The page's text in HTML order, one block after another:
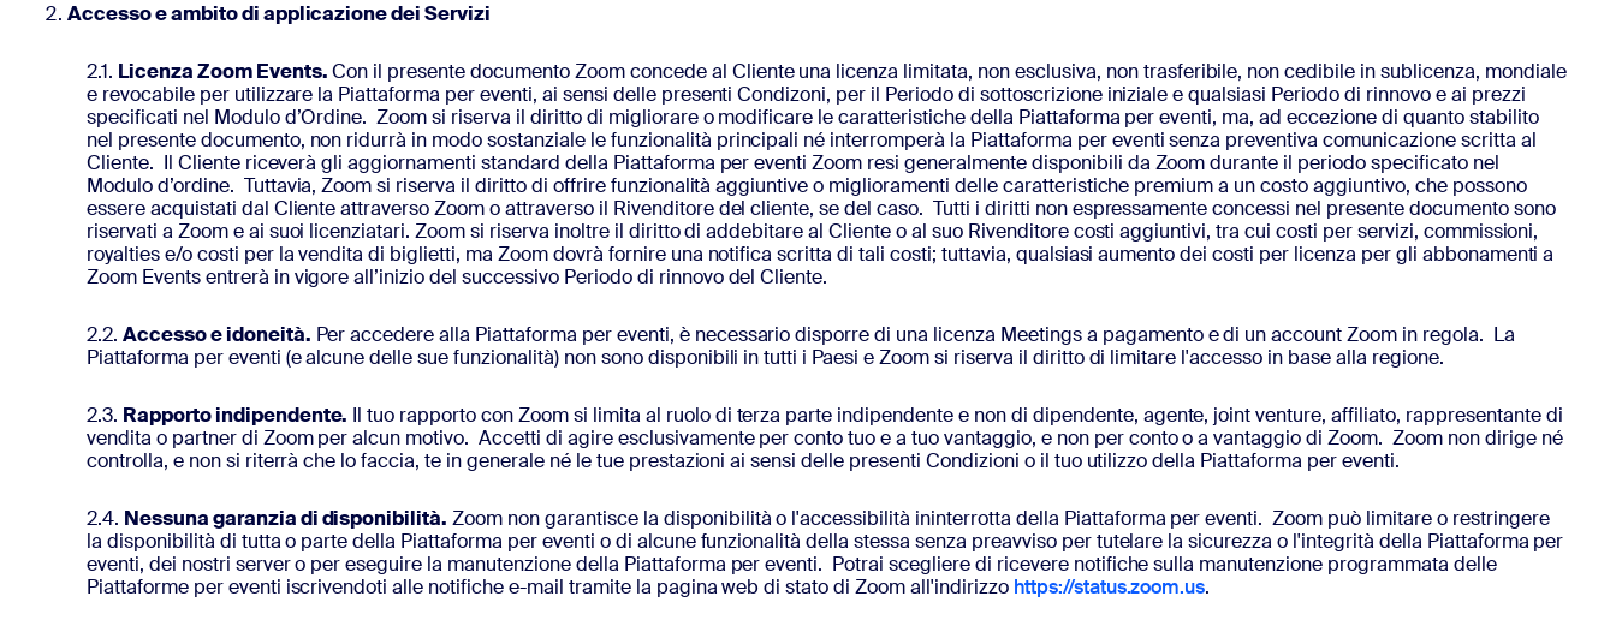
Accesso e ambito di applicazione dei Servizi
2.1. Licenza Zoom Events.Con il presente documento Zoom concede al Cliente una licenza limitata, non esclusiva, non trasferibile, non cedibile in sublicenza, mondiale
e revocabile per utilizzare la Piattaforma per eventi, ai sensi delle presenti Condizoni, per il Periodo di sottoscrizione iniziale e qualsiasi Periodo di rinnovo e ai prezzi
specificati nel Modulo d’Ordine. Zoom si riserva il diritto di migliorare o modificare le caratteristiche della Piattaforma per eventi, ma, ad eccezione di quanto stabilito
nel presente documento, non ridurrà in modo sostanziale le funzionalità principali né interromperà la Piattaforma per eventi senza preventiva comunicazione scritta al
Cliente. Il Cliente riceverà gli aggiornamenti standard della Piattaforma per eventi Zoom resi generalmente disponibili da Zoom durante il periodo specificato nel
Modulo d’ordine. Tuttavia, Zoom si riserva il diritto di offrire funzionalità aggiuntive o miglioramenti delle caratteristiche premium a un costo aggiuntivo, che possono
essere acquistati dal Cliente attraverso Zoom o attraverso il Rivenditore del cliente, se del caso. Tutti i diritti non espressamente concessi nel presente documento sono
riservati a Zoom e ai suoi licenziatari. Zoom si riserva inoltre il diritto di addebitare al Cliente o al suo Rivenditore costi aggiuntivi, tra cui costi per servizi, commissioni,
royalties e/o costi per la vendita di biglietti, ma Zoom dovrà fornire una notifica scritta di tali costi; tuttavia, qualsiasi aumento dei costi per licenza per gli abbonamenti a
Zoom Events entrerà in vigore all’inizio del successivo Periodo di rinnovo del Cliente.
2.2. Accesso e idoneità. Per accedere alla Piattaforma per eventi, è necessario disporre di una licenza Meetings a pagamento e di un account Zoom in regola. La
Piattaforma per eventi (e alcune delle sue funzionalità) non sono disponibili in tutti i Paesi e Zoom si riserva il diritto di limitare l'accesso in base alla regione.
2.3. Rapporto indipendente. Il tuo rapporto con Zoom si limita al ruolo di terza parte indipendente e non di dipendente, agente, joint venture, affiliato, rappresentante di
vendita o partner di Zoom per alcun motivo. Accetti di agire esclusivamente per conto tuo e a tuo vantaggio, e non per conto o a vantaggio di Zoom. Zoom non dirige né
controlla, e non si riterrà che lo faccia, te in generale né le tue prestazioni ai sensi delle presenti Condizioni o il tuo utilizzo della Piattaforma per eventi.
2.4. Nessuna garanzia di disponibilità. Zoom non garantisce la disponibilità o l'accessibilità ininterrotta della Piattaforma per eventi. Zoom può limitare o restringere
la disponibilità di tutta o parte della Piattaforma per eventi o di alcune funzionalità della stessa senza preavviso per tutelare la sicurezza o l'integrità della Piattaforma per
eventi, dei nostri server o per eseguire la manutenzione della Piattaforma per eventi. Potrai scegliere di ricevere notifiche sulla manutenzione programmata delle
Piattaforme per eventi iscrivendoti alle notifiche e-mail tramite la pagina web di stato di Zoom all'indirizzo https://status.zoom.us.